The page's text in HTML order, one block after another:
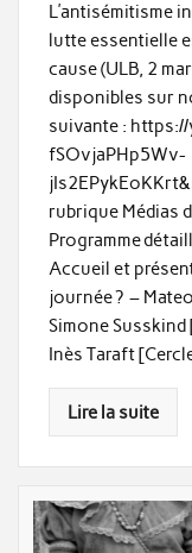
L’antisémitisme
lutte essentielle
cause (ULB, 2
disponibles sur
suivante :
fSOvjaPHp5Wv-
rubrique Médias
Programme
Accueil et
journée ? –
Simone
Inès Taraft
Lire la suite